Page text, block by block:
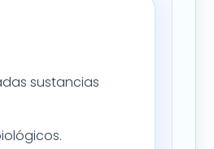
sustancias